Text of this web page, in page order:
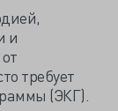
и
требует
(ЭКГ).